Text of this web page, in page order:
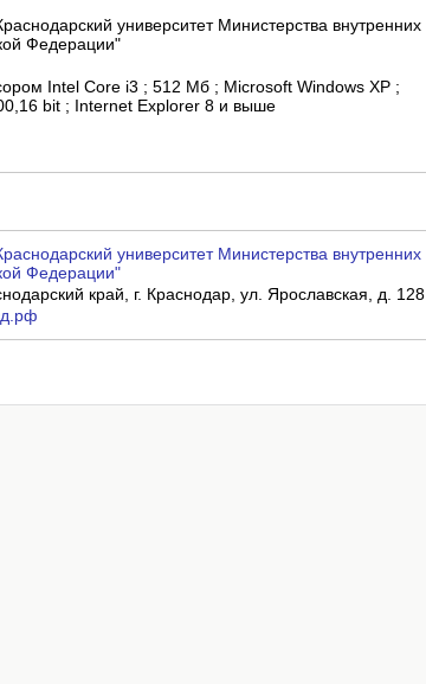
университет Министерства внутренних
Федерации"
Intel Core i3 ; 512 Mб ; Microsoft Windows XP ;
bit ; Internet Explorer 8 и выше
университет Министерства внутренних
Федерации"
край, г. Краснодар, ул. Ярославская, д. 128